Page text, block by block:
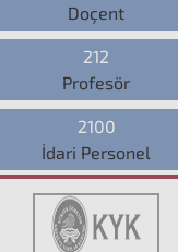
Doçent
212
Profesör
2100
İdari Personel